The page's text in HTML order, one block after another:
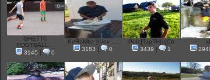
GHETTO
FOOTBALL...
3145
0
KeReMbe [Kiev -...
3183
0
Pe[c]TapTH[u]Cb
3439
1